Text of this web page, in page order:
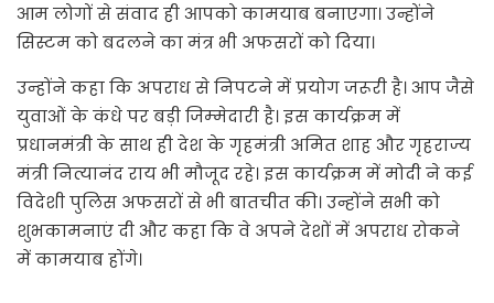
आम लोगों से संवाद ही आपको कामयाब बनाएगा। उन्होंने
सिस्टम को बदलने का मंत्र भी अफसरों को दिया।
उन्‍होंने कहा कि अपराध से निपटने में प्रयोग जरूरी है। आप जैसे
युवाओं के कंधे पर बड़ी जिम्‍मेदारी है। इस कार्यक्रम में
प्रधानमंत्री के साथ ही देश के गृहमंत्री अमित शाह और गृहराज्य
मंत्री नित्यानंद राय भी मौजूद रहे। इस कार्यक्रम में मोदी ने कई
विदेशी पुलिस अफसरों से भी बातचीत की। उन्होंने सभी को
शुभकामनाएं दी और कहा कि वे अपने देशों में अपराध रोकने
में कामयाब होंगे।